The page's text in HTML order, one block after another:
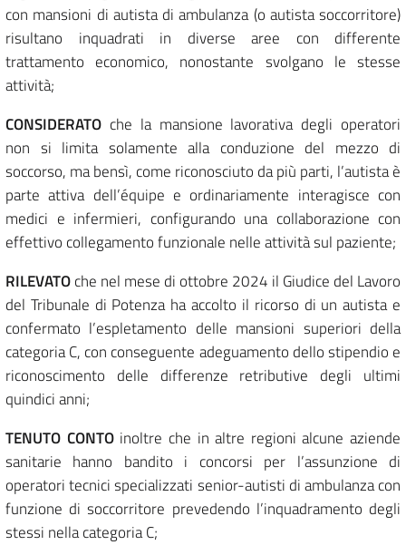
con mansioni di autista di ambulanza (o autista soccorritore)
risultano inquadrati in diverse aree con differente
trattamento economico, nonostante svolgano le stesse
attività;
CONSIDERATO che la mansione lavorativa degli operatori
non si limita solamente alla conduzione del mezzo di
soccorso, ma bensì, come riconosciuto da più parti, l’autista è
parte attiva dell’équipe e ordinariamente interagisce con
medici e infermieri, configurando una collaborazione con
effettivo collegamento funzionale nelle attività sul paziente;
RILEVATOche nel mese di ottobre 2024 il Giudice del Lavoro
del Tribunale di Potenza ha accolto il ricorso di un autista e
confermato l’espletamento delle mansioni superiori della
categoria C, con conseguente adeguamento dello stipendio e
riconoscimento delle differenze retributive degli ultimi
quindici anni;
TENUTO CONTOinoltre che in altre regioni alcune aziende
sanitarie hanno bandito i concorsi per l’assunzione di
operatori tecnici specializzati senior-autisti di ambulanza con
funzione di soccorritore prevedendo l’inquadramento degli
stessi nella categoria C;